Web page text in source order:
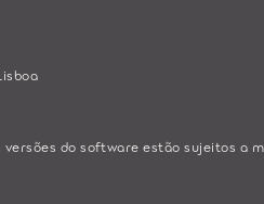
do software estão sujeitos a